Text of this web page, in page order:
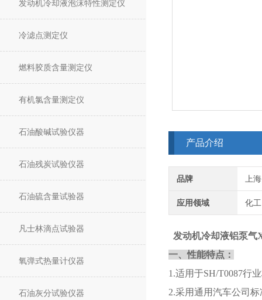
发动机冷却液泡沫特性测定仪
冷滤点测定仪
燃料胶质含量测定仪
有机氯含量测定仪
石油酸碱试验仪器
石油残炭试验仪器
石油硫含量试验器
凡士林滴点试验器
氧弹式热量计仪器
石油灰分试验仪器
产品介绍
品牌 上
应用领域 化
发动机冷却液铝泵气
一、性能特点：
1.适用于SH/T0087行
2.采用通用汽车公司